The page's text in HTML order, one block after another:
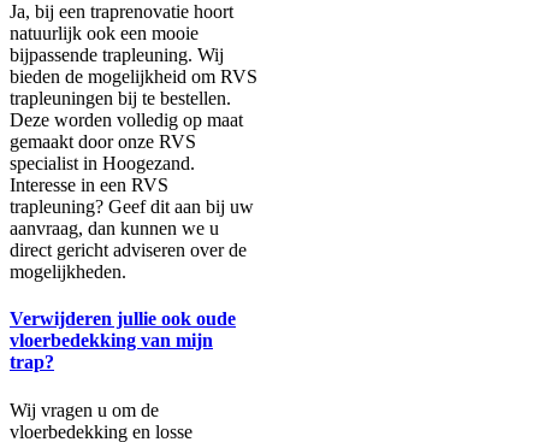
Ja, bij een traprenovatie hoort
natuurlijk ook een mooie
bijpassende trapleuning. Wij
bieden de mogelijkheid om RVS
trapleuningen bij te bestellen.
Deze worden volledig op maat
gemaakt door onze RVS
specialist in Hoogezand.
Interesse in een RVS
trapleuning? Geef dit aan bij uw
aanvraag, dan kunnen we u
direct gericht adviseren over de
mogelijkheden.
Verwijderen jullie ook oude
vloerbedekking van mijn
trap?
Wij vragen u om de
vloerbedekking en losse